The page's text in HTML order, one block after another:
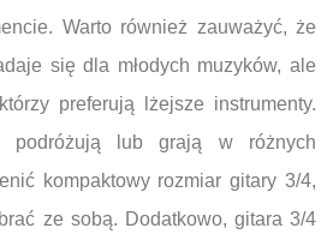
Warto również zauważyć, że
się dla młodych muzyków, ale
preferują lżejsze instrumenty.
podróżują lub grają w różnych
kompaktowy rozmiar gitary 3/4,
ze sobą. Dodatkowo, gitara 3/4